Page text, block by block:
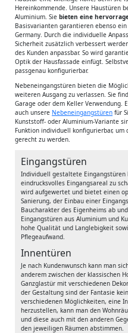
Hereinkommende. Unsere Haustüren
Aluminium. Sie bieten eine
Basisvarianten garantieren ebenso
Germany. Durch die individuelle
Sicherheit zusätzlich verbessert
des Kunden anpassbar. So wird
Optik der Hausfassade einfügt.
passgenau konfigurierbar.
Nebeneingangstüren bieten die
weiteren Ausgang zu verlassen. Sie
Garage oder dem Keller Verwendung.
auch unsere Nebeneingangstüren für
Kunststoff- oder Aluminium-Variante
Funktion individuell konfigurierbar, um
gerecht zu werden.
Eingangstüren
Individuell gestaltete
eindrucksvolles Eingangsareal zu
wird aufgewertet und bietet einen
Sanierung, der Einbau einer
Baucharakter des Eigenheims ab
Eingangstüren aus Aluminium und
hohe Qualität und Langlebigkeit
Pflegeaufwand.
Innentüren
Je nach Kundenwunsch kann man
anderem zwischen der klassischen
Ganzglastür mit verschiedenen
der Gestaltung sind der Fantasie
verschiedenen Möglichkeiten, eine
herzustellen, kann man den
und diese auch mit den anderen
den jeweiligen Räumen abstimmen.